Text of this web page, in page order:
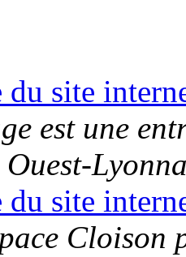
site
est une
site
Cloison